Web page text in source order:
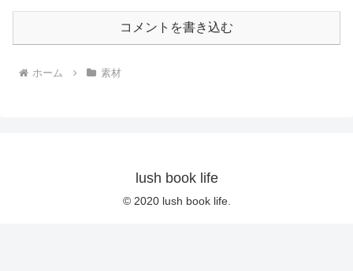
コメントを書き込む
ホーム 素材
lush book life
© 2020 lush book life.